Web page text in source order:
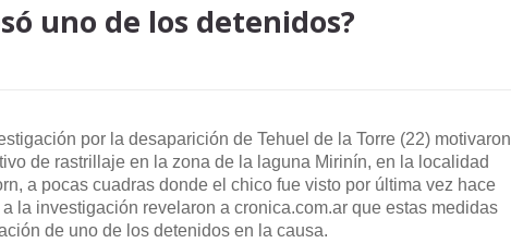
uno de los detenidos?
por la desaparición de Tehuel de la Torre (22) motivaron
de rastrillaje en la zona de la laguna Mirinín, en la localidad
a pocas cuadras donde el chico fue visto por última vez hace
la investigación revelaron a cronica.com.ar que estas medidas
de uno de los detenidos en la causa.